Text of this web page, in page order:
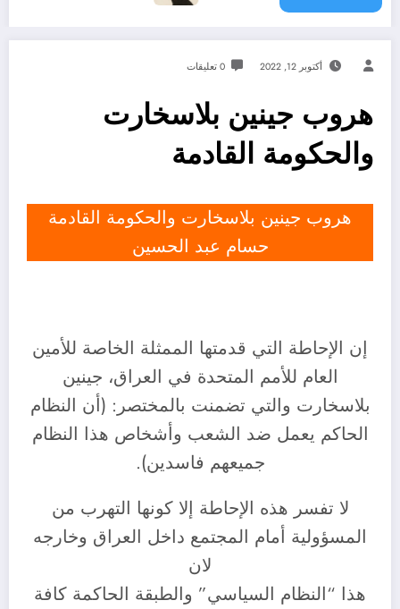
أكتوبر 12, 2022 0 تعليقات
هروب جينين بلاسخارت
والحكومة القادمة
هروب جينين بلاسخارت والحكومة القادمة
حسام عبد الحسين
إن الإحاطة التي قدمتها الممثلة الخاصة للأمين
العام للأمم المتحدة في العراق، جينين
بلاسخارت والتي تضمنت بالمختصر: (أن النظام
الحاكم يعمل ضد الشعب وأشخاص هذا النظام
جميعهم فاسدين).
لا تفسر هذه الإحاطة إلا كونها التهرب من
المسؤولية أمام المجتمع داخل العراق وخارجه
لان
هذا “النظام السياسي” والطبقة الحاكمة كافة